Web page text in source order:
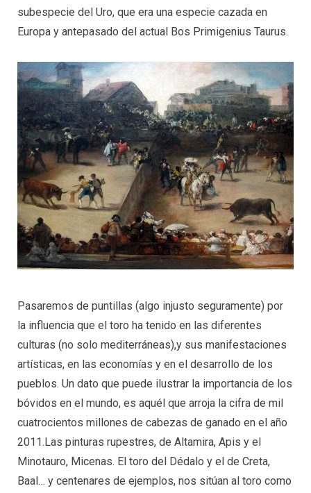
subespecie del Uro, que era una especie cazada en
Europa y antepasado del actual Bos Primigenius Taurus.
Pasaremos de puntillas (algo injusto seguramente) por
la influencia que el toro ha tenido en las diferentes
culturas (no solo mediterráneas),y sus manifestaciones
artísticas, en las economías y en el desarrollo de los
pueblos. Un dato que puede ilustrar la importancia de los
bóvidos en el mundo, es aquél que arroja la cifra de mil
cuatrocientos millones de cabezas de ganado en el año
2011.Las pinturas rupestres, de Altamira, Apis y el
Minotauro, Micenas. El toro del Dédalo y el de Creta,
Baal… y centenares de ejemplos, nos sitúan al toro como